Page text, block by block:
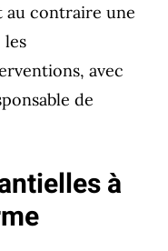
au contraire une
les
avec
de
à